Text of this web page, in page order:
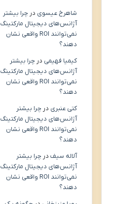
شاهرخ عیسوی در چرا بیشتر
آژانس‌های دیجیتال مارکتینگ
نمی‌توانند ROI واقعی نشان
دهند؟
کیمیا فهیمی در چرا بیشتر
آژانس‌های دیجیتال مارکتینگ
نمی‌توانند ROI واقعی نشان
دهند؟
کتی عنبری در چرا بیشتر
آژانس‌های دیجیتال مارکتینگ
نمی‌توانند ROI واقعی نشان
دهند؟
آلاله سیفدر چرا بیشتر
آژانس‌های دیجیتال مارکتینگ
نمی‌توانند ROI واقعی نشان
دهند؟